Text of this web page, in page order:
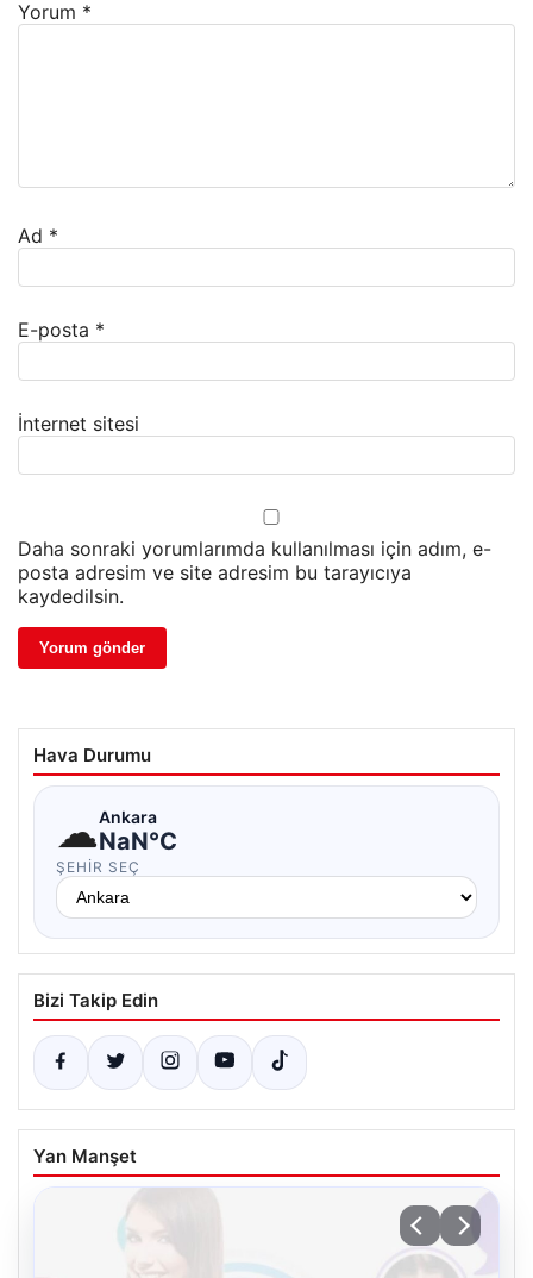
Yorum *
Ad *
E-posta *
İnternet sitesi
Daha sonraki yorumlarımda kullanılması için adım, e-
posta adresim ve site adresim bu tarayıcıya
kaydedilsin.
Hava Durumu
☁Ankara
NaN°C
ŞEHIR SEÇ
Bizi Takip Edin
Yan Manşet